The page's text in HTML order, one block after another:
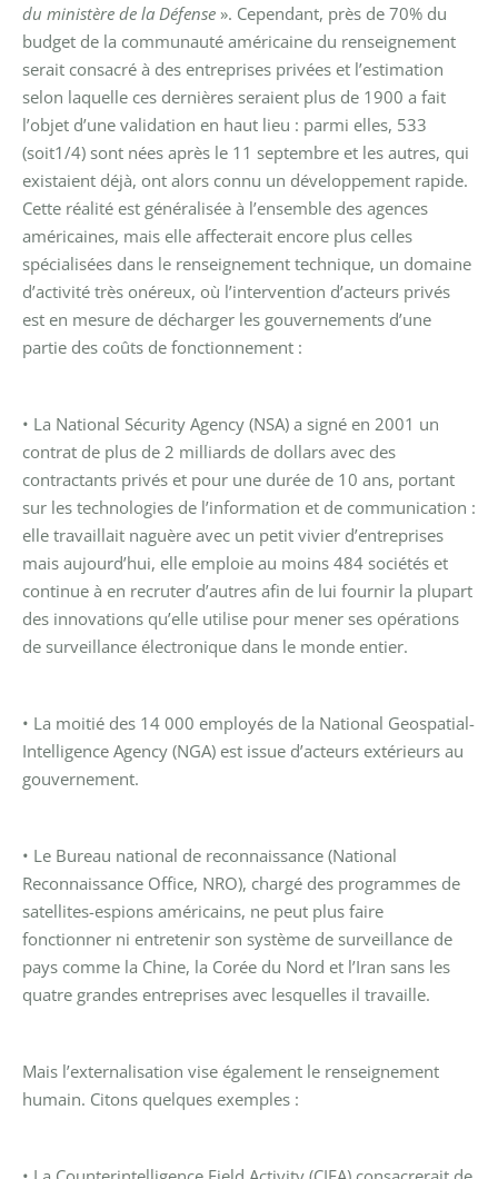
du ministère de la Défense ». Cependant, près de 70% du
budget de la communauté américaine du renseignement
serait consacré à des entreprises privées et l’estimation
selon laquelle ces dernières seraient plus de 1900 a fait
l’objet d’une validation en haut lieu : parmi elles, 533
(soit1/4) sont nées après le 11 septembre et les autres, qui
existaient déjà, ont alors connu un développement rapide.
Cette réalité est généralisée à l’ensemble des agences
américaines, mais elle affecterait encore plus celles
spécialisées dans le renseignement technique, un domaine
d’activité très onéreux, où l’intervention d’acteurs privés
est en mesure de décharger les gouvernements d’une
partie des coûts de fonctionnement :
• La National Sécurity Agency (NSA) a signé en 2001 un
contrat de plus de 2 milliards de dollars avec des
contractants privés et pour une durée de 10 ans, portant
sur les technologies de l’information et de communication :
elle travaillait naguère avec un petit vivier d’entreprises
mais aujourd’hui, elle emploie au moins 484 sociétés et
continue à en recruter d’autres afin de lui fournir la plupart
des innovations qu’elle utilise pour mener ses opérations
de surveillance électronique dans le monde entier.
• La moitié des 14 000 employés de la National Geospatial-
Intelligence Agency (NGA) est issue d’acteurs extérieurs au
gouvernement.
• Le Bureau national de reconnaissance (National
Reconnaissance Office, NRO), chargé des programmes de
satellites-espions américains, ne peut plus faire
fonctionner ni entretenir son système de surveillance de
pays comme la Chine, la Corée du Nord et l’Iran sans les
quatre grandes entreprises avec lesquelles il travaille.
Mais l’externalisation vise également le renseignement
humain. Citons quelques exemples :